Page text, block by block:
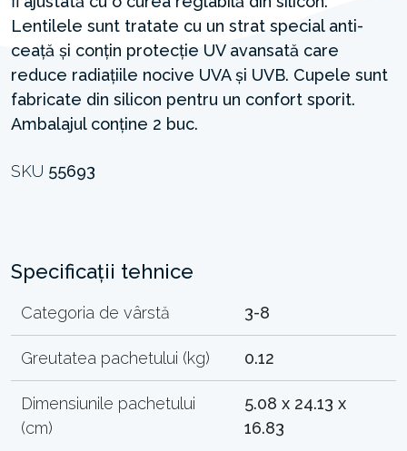
Lentilele sunt tratate cu un strat special anti-
ceață și conțin protecție UV avansată care
reduce radiațiile nocive UVA și UVB. Cupele sunt
fabricate din silicon pentru un confort sporit.
Ambalajul conține 2 buc.
SKU 55693
Specificații tehnice
Categoria de vârstă 3-8
Greutatea pachetului (kg) 0.12
Dimensiunile pachetului
(cm)
5.08 x 24.13 x
16.83